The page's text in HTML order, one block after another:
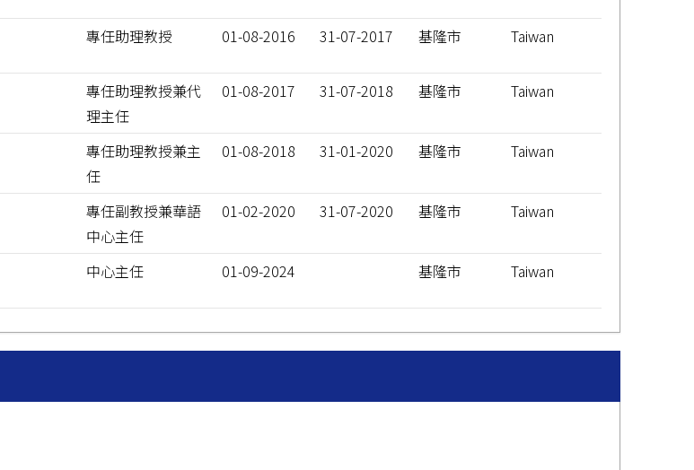
專任助理教授 01-08-2016 31-07-2017 基隆市 Taiwan
專任助理教授兼代
理主任
01-08-2017 31-07-2018 基隆市 Taiwan
專任助理教授兼主
任
01-08-2018 31-01-2020 基隆市 Taiwan
專任副教授兼華語
中心主任
01-02-2020 31-07-2020 基隆市 Taiwan
中心主任 01-09-2024 基隆市 Taiwan